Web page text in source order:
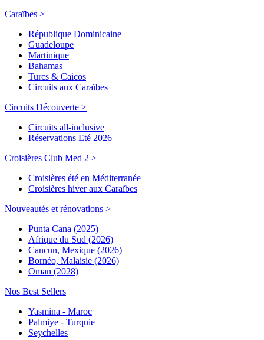
Caraïbes >
République Dominicaine
Guadeloupe
Martinique
Bahamas
Turcs & Caicos
Circuits aux Caraïbes
Circuits Découverte >
Circuits all-inclusive
Réservations Eté 2026
Croisières Club Med 2 >
Croisières été en Méditerranée
Croisières hiver aux Caraïbes
Nouveautés et rénovations >
Punta Cana (2025)
Afrique du Sud (2026)
Cancun, Mexique (2026)
Bornéo, Malaisie (2026)
Oman (2028)
Nos Best Sellers
Yasmina - Maroc
Palmiye - Turquie
Seychelles